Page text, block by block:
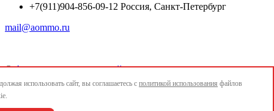
+7(911)904-856-09-12 Россия, Санкт-Петербург
mail@aommo.ru
© Ассоциация организаций по реализации национальных
проектов и достижению национальных целей развития
использовать сайт, вы соглашаетесь с политикой использования файлов